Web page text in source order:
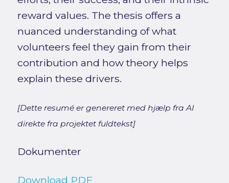
reward values. The thesis offers a
nuanced understanding of what
volunteers feel they gain from their
contribution and how theory helps
explain these drivers.
[Dette resumé er genereret med hjælp fra AI
direkte fra projektet fuldtekst]
Dokumenter
Download PDF